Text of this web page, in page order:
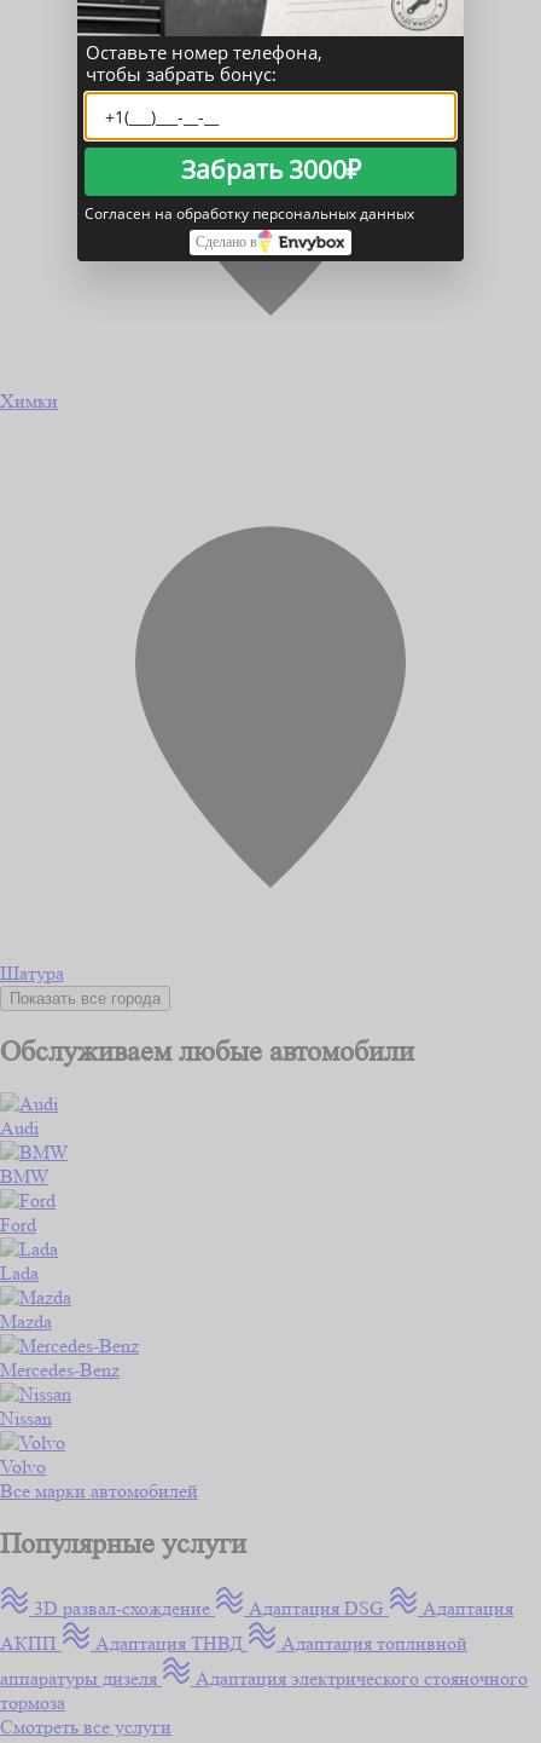
Химки
Шатура
Показать все города
Обслуживаем любые автомобили
Audi
BMW
Ford
Lada
Mazda
Mercedes-Benz
Nissan
Volvo
Все марки автомобилей
Популярные услуги
3D развал-схождение Адаптация DSG
Адаптация
АКПП
Адаптация ТНВД
Адаптация топливной
аппаратуры дизеля
Адаптация электрического стояночного
тормоза
Смотреть все услуги
Оставьте номер телефона,
чтобы забрать бонус:
Забрать 3000₽
Согласен на обработку персональных данных
Сделано в